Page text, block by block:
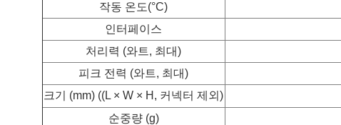
작동 온도(°C)
인터페이스
처리력 (와트, 최대)
피크 전력 (와트, 최대)
크기 (mm) ((L × W × H, 커넥터 제외)
순중량 (g)